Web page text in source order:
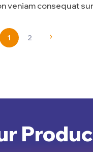
veniam consequat
1 2